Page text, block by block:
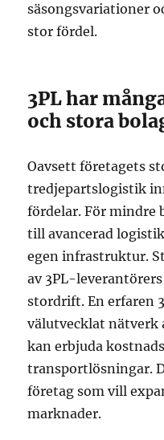
säsongsvariationer
stor fördel.
3PL har
och stora
Oavsett företagets
tredjepartslogistik
fördelar. För mindre
till avancerad
egen infrastruktur.
av 3PL-
stordrift. En erfaren
välutvecklat nätverk
kan erbjuda
transportlösningar.
företag som vill
marknader.